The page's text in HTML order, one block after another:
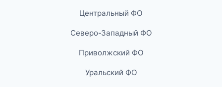
Центральный ФО
Северо-Западный ФО
Приволжский ФО
Уральский ФО